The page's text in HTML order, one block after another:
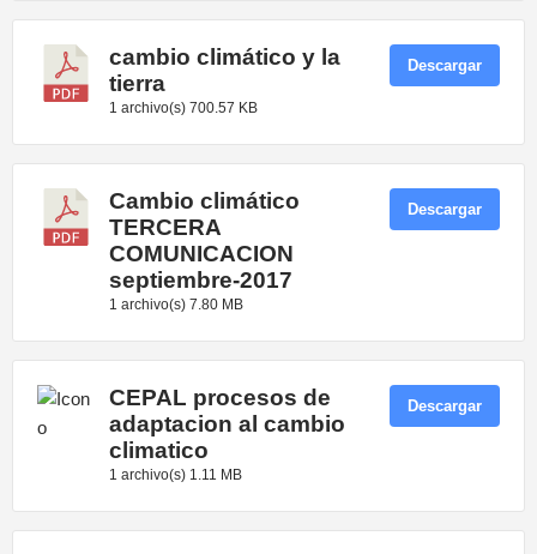
cambio climático y la
tierra
1 archivo(s) 700.57 KB
Descargar
Cambio climático
TERCERA
COMUNICACION
septiembre-2017
1 archivo(s) 7.80 MB
Descargar
CEPAL procesos de
adaptacion al cambio
climatico
1 archivo(s) 1.11 MB
Descargar